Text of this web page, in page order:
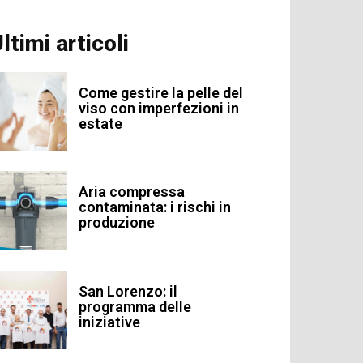
articoli
Come gestire la pelle del
viso con imperfezioni in
estate
Aria compressa
contaminata: i rischi in
produzione
San Lorenzo: il
programma delle
iniziative